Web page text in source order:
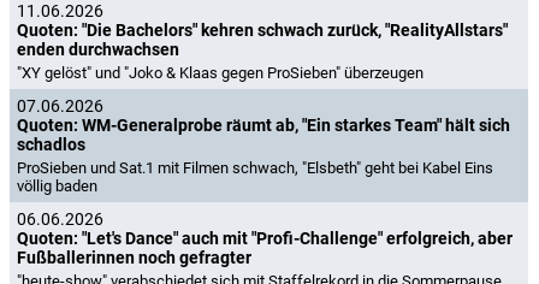
11.06.2026
Quoten: "Die Bachelors" kehren schwach zurück, "RealityAllstars"
enden durchwachsen
"XY gelöst" und "Joko & Klaas gegen ProSieben" überzeugen
07.06.2026
Quoten: WM-Generalprobe räumt ab, "Ein starkes Team" hält sich
schadlos
ProSieben und Sat.1 mit Filmen schwach, "Elsbeth" geht bei Kabel Eins
völlig baden
06.06.2026
Quoten: "Let's Dance" auch mit "Profi-Challenge" erfolgreich, aber
Fußballerinnen noch gefragter